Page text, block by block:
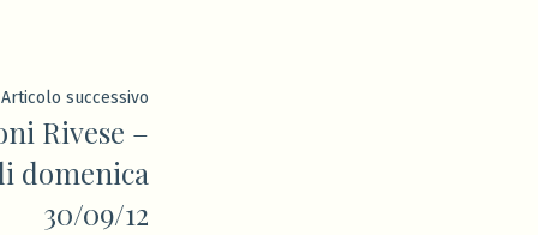
Articolo successivoArticolo
successivo:
Rivese –
domenica
30/09/12